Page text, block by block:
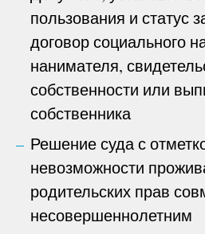
пользования и статус
договор социального
нанимателя,
собственности или
собственника
Решение суда с
невозможности
родительских прав
несовершеннолетним